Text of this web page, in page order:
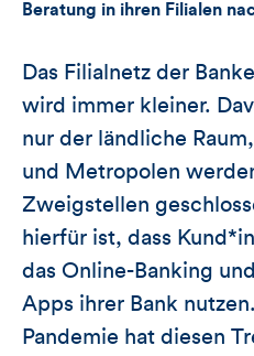
Artikels
Beratung in ihren Filialen
Das Filialnetz der
wird immer kleiner.
nur der ländliche
und Metropolen
Zweigstellen
hierfür ist, dass
das Online-Banking
Apps ihrer Bank
Pandemie hat diesen